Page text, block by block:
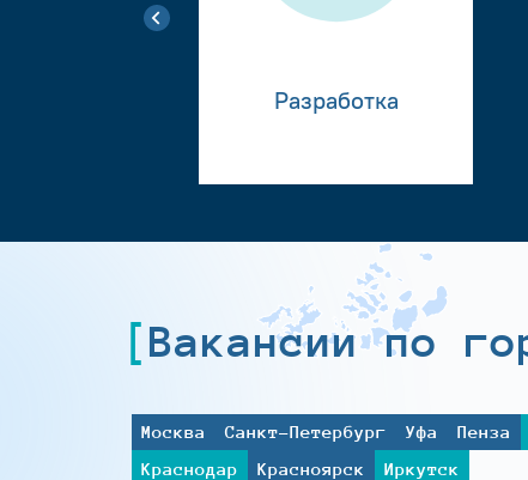
Разработка
Вакансии по
Москва Санкт-Петербург Уфа Пенза
Краснодар
Красноярск Иркутск